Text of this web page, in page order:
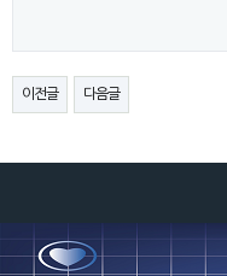
이전글 다음글